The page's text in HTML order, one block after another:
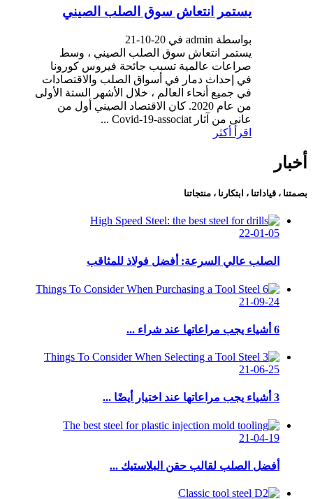
يستمر انتعاش سوق الصلب الصيني
بواسطة admin في 20-10-21
يستمر انتعاش سوق الصلب الصيني ، وسط
صراعات عالمية تسبب جائحة فيروس كورونا
في إحداث دمار في أسواق الصلب والاقتصادات
في جميع أنحاء العالم ، خلال الأشهر الستة الأولى
من عام 2020. كان الاقتصاد الصيني أول من
عانى من آثار Covid-19-associat ...
اقرأ أكثر
أخبار
بصمتنا ، قياداتنا ، ابتكارنا ، منتجاتنا
22-01-05
الصلب عالي السرعة: أفضل فولاذ للمثاقب
21-09-24
6 أشياء يجب مراعاتها عند شراء ...
21-06-25
3 أشياء يجب مراعاتها عند اختيار أيضًا ...
21-04-19
أفضل الصلب لقالب حقن البلاستيك ...